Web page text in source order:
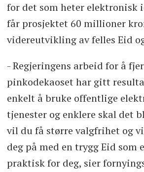
for det som heter elektronisk
får prosjektet 60 millioner
videreutvikling av felles Eid
- Regjeringens arbeid for å
pinkodekaoset har gitt
enkelt å bruke offentlige
tjenester og enklere skal det
vil du få større valgfrihet og
deg på med en trygg Eid som
praktisk for deg, sier